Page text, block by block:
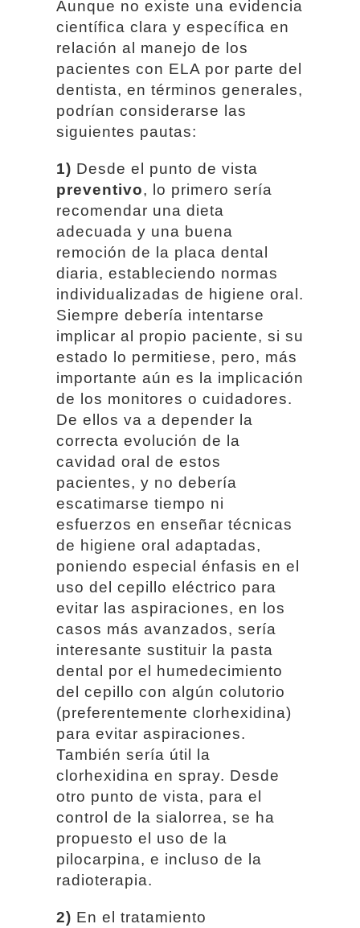
Aunque no existe una evidencia
científica clara y específica en
relación al manejo de los
pacientes con ELA por parte del
dentista, en términos generales,
podrían considerarse las
siguientes pautas:
1) Desde el punto de vista
preventivo, lo primero sería
recomendar una dieta
adecuada y una buena
remoción de la placa dental
diaria, estableciendo normas
individualizadas de higiene oral.
Siempre debería intentarse
implicar al propio paciente, si su
estado lo permitiese, pero, más
importante aún es la implicación
de los monitores o cuidadores.
De ellos va a depender la
correcta evolución de la
cavidad oral de estos
pacientes, y no debería
escatimarse tiempo ni
esfuerzos en enseñar técnicas
de higiene oral adaptadas,
poniendo especial énfasis en el
uso del cepillo eléctrico para
evitar las aspiraciones, en los
casos más avanzados, sería
interesante sustituir la pasta
dental por el humedecimiento
del cepillo con algún colutorio
(preferentemente clorhexidina)
para evitar aspiraciones.
También sería útil la
clorhexidina en spray. Desde
otro punto de vista, para el
control de la sialorrea, se ha
propuesto el uso de la
pilocarpina, e incluso de la
radioterapia.
2) En el tratamiento